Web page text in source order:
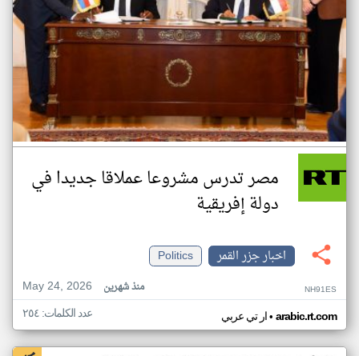
مصر تدرس مشروعا عملاقا جديدا في
دولة إفريقية
اخبار جزر القمر
Politics
May 24, 2026
منذ شهرين NH91ES
ار تي عربي• arabic.rt.com عدد الكلمات: ٢٥٤